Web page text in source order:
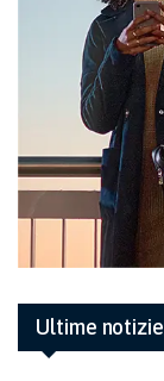
Ultime notizie